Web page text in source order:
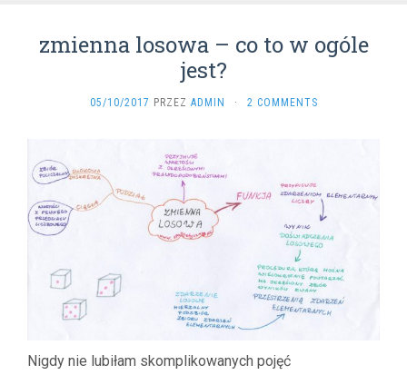
zmienna losowa – co to w ogóle
jest?
05/10/2017 PRZEZ ADMIN · 2 COMMENTS
Nigdy nie lubiłam skomplikowanych pojęć